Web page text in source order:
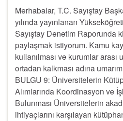
Merhabalar, T.C. Sayıştay
yılında yayınlanan
Sayıştay Denetim Raporunda
paylaşmak istiyorum. Kamu
kullanılması ve kurumlar arası
ortadan kalkması adına
BULGU 9: Üniversitelerin
Alımlarında Koordinasyon ve
Bulunması Üniversitelerin
ihtiyaçlarını karşılayan